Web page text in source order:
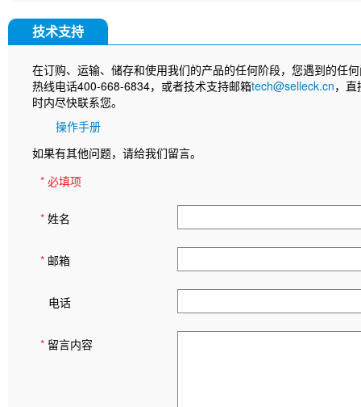
技术支持
在订购、运输、储存和使用我们的产品的任何阶段，您遇到的任
热线电话400-668-6834，或者技术支持邮箱tech@selleck.cn，
时内尽快联系您。
操作手册
如果有其他问题，请给我们留言。
* 必填项
* 姓名
* 邮箱
电话
* 留言内容